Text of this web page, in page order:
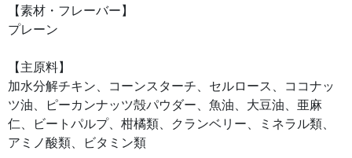
【素材・フレーバー】
プレーン
【主原料】
加水分解チキン、コーンスターチ、セルロース、ココナッ
ツ油、ピーカンナッツ殻パウダー、魚油、大豆油、亜麻
仁、ビートパルプ、柑橘類、クランベリー、ミネラル類、
アミノ酸類、ビタミン類